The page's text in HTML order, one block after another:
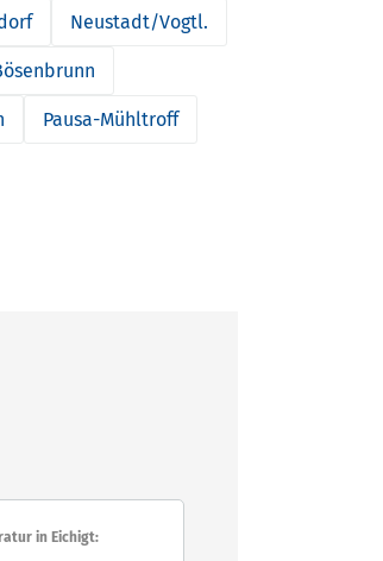
Neustadt/Vogtl.
Pausa-Mühltroff
in Eichigt: